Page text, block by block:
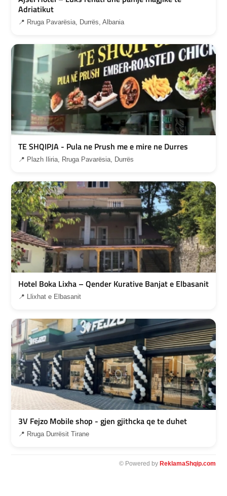
Adriatikut
📍 Rruga Pavarësia, Durrës, Albania
TE SHQIPJA - Pula ne Prush me e mire ne Durres
📍 Plazh Iliria, Rruga Pavarësia, Durrës
Hotel Boka Lixha – Qender Kurative Banjat e Elbasanit
📍 Llixhat e Elbasanit
3V Fejzo Mobile shop - gjen gjithcka qe te duhet
📍 Rruga Durrësit Tirane
© Powered by ReklamaShqip.com